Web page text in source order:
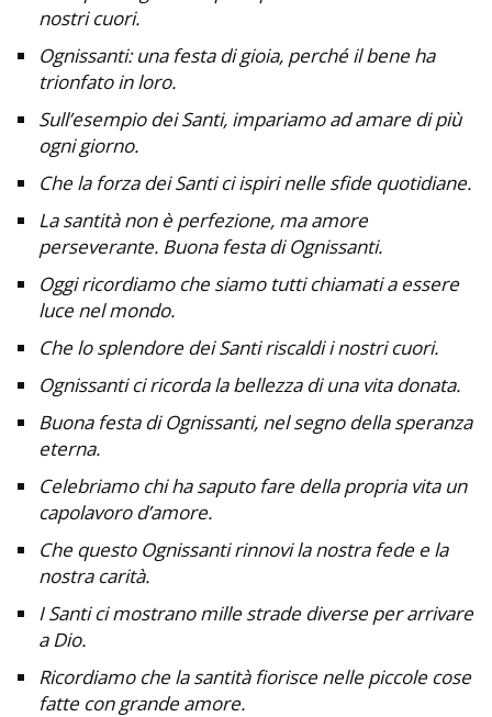
nostri cuori.
Ognissanti: una festa di gioia, perché il bene ha
trionfato in loro.
Sull’esempio dei Santi, impariamo ad amare di più
ogni giorno.
Che la forza dei Santi ci ispiri nelle sfide quotidiane.
La santità non è perfezione, ma amore
perseverante. Buona festa di Ognissanti.
Oggi ricordiamo che siamo tutti chiamati a essere
luce nel mondo.
Che lo splendore dei Santi riscaldi i nostri cuori.
Ognissanti ci ricorda la bellezza di una vita donata.
Buona festa di Ognissanti, nel segno della speranza
eterna.
Celebriamo chi ha saputo fare della propria vita un
capolavoro d’amore.
Che questo Ognissanti rinnovi la nostra fede e la
nostra carità.
I Santi ci mostrano mille strade diverse per arrivare
a Dio.
Ricordiamo che la santità fiorisce nelle piccole cose
fatte con grande amore.